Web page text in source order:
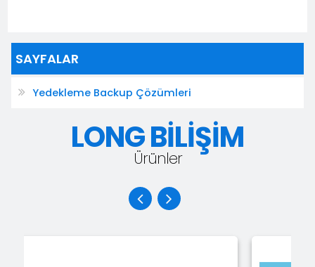
SAYFALAR
Yedekleme Backup Çözümleri
LONG BİLİŞİM
Ürünler